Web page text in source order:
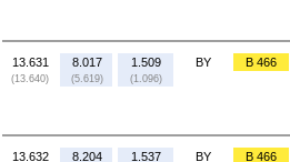
13.631
(13.640)
8.017
(5.619)
1.509
(1.096)
BY B 466
13.632 8.204 1.537 BY B 466